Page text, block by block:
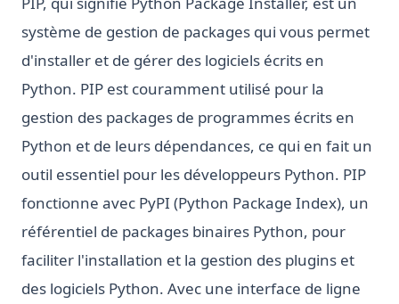
système de gestion de packages qui vous permet
d'installer et de gérer des logiciels écrits en
Python. PIP est couramment utilisé pour la
gestion des packages de programmes écrits en
Python et de leurs dépendances, ce qui en fait un
outil essentiel pour les développeurs Python. PIP
fonctionne avec PyPI (Python Package Index), un
référentiel de packages binaires Python, pour
faciliter l'installation et la gestion des plugins et
des logiciels Python. Avec une interface de ligne